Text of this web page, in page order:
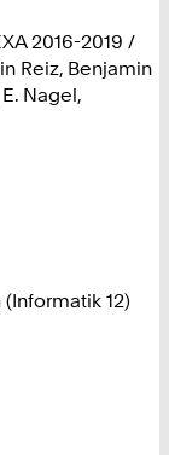
2016-2019 /
Reiz, Benjamin
Nagel,
12)